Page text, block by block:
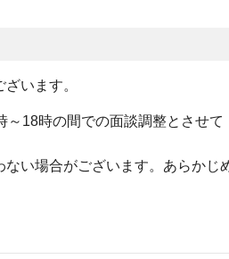
います。
18時の間での面談調整とさせて
い場合がございます。あらかじ